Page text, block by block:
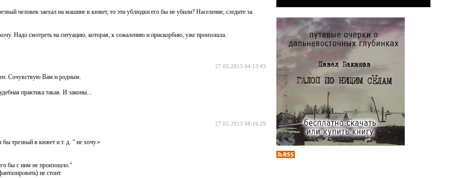
человек заехал на машине в кювет, то эти ублюдки его бы не убили? Население, следите за
Надо смотреть на ситуацию, которая, к сожалению и прискорбию, уже произошла.
27.05.2013 04:13:45
Сочувствую Вам и родным.
практика такая. И законы...
27.05.2013 08:16:29
трезвый в кювет и т. д. " не хочу.»
бы с ним не произошло."
не стоит.